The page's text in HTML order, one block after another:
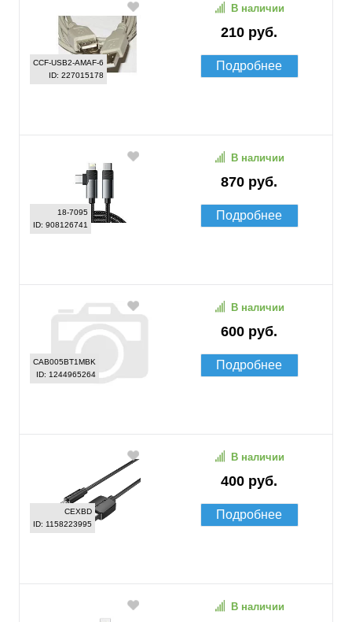
CCF-USB2-AMAF-6
ID: 227015178
210 руб.
В наличии
Подробнее
18-7095
ID: 908126741
870 руб.
В наличии
Подробнее
CAB005BT1MBK
ID: 1244965264
600 руб.
В наличии
Подробнее
CEXBD
ID: 1158223995
400 руб.
В наличии
Подробнее
В наличии